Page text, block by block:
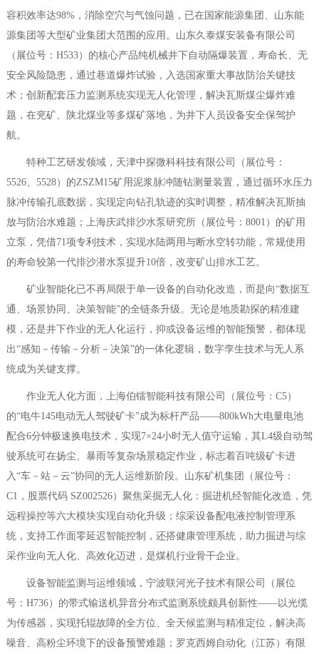
容积效率达98%，消除空穴与气蚀问题，已在国家能源集团、山东能
源集团等大型矿业集团大范围的应用。山东久泰煤安装备有限公司
（展位号：H533）的核心产品纯机械井下自动隔爆装置，寿命长、无
安全风险隐患，通过巷道爆炸试验，入选国家重大事故防治关键技
术；创新配套压力监测系统实现无人化管理，解决瓦斯煤尘爆炸难
题，在兖矿、陕北煤业等多煤矿落地，为井下人员设备安全保驾护
航。
特种工艺研发领域，天津中探微科科技有限公司（展位号：
5526、5528）的ZSZM15矿用泥浆脉冲随钻测量装置，通过循环水压力
脉冲传输孔底数据，实现定向钻孔轨迹的实时调整，精准解决瓦斯抽
放与防治水难题；上海庆武排沙水泵研究所（展位号：8001）的矿用
立泵，凭借71项专利技术，实现水陆两用与断水空转功能，常规使用
的寿命较第一代排沙潜水泵提升10倍，改变矿山排水工艺。
矿业智能化已不再局限于单一设备的自动化改造，而是向“数据互
通、场景协同、决策智能”的全链条升级。无论是地质勘探的精准建
模，还是井下作业的无人化运行，抑或设备运维的智能预警，都体现
出“感知－传输－分析－决策”的一体化逻辑，数字孪生技术与无人系
统成为关键支撑。
作业无人化方面，上海伯镭智能科技有限公司（展位号：C5）
的“电牛145电动无人驾驶矿卡”成为标杆产品——800kWh大电量电池
配合6分钟极速换电技术，实现7×24小时无人值守运输，其L4级自动驾
驶系统可在扬尘、暴雨等复杂场景稳定作业，标志着百吨级矿卡进
入“车－站－云”协同的无人运维新阶段。山东矿机集团（展位号：
C1，股票代码 SZ002526）聚焦采掘无人化：掘进机经智能化改造，凭
远程操控等六大模块实现自动化升级；综采设备配电液控制管理系
统，支持工作面零延迟智能控制，还搭健康管理系统，助力掘进与综
采作业向无人化、高效化迈进，是煤机行业骨干企业。
设备智能监测与运维领域，宁波联河光子技术有限公司（展位
号：H736）的带式输送机异音分布式监测系统颇具创新性——以光缆
为传感器，实现托辊故障的全方位、全天候监测与精准定位，解决高
噪音、高粉尘环境下的设备预警难题；罗克西姆自动化（江苏）有限